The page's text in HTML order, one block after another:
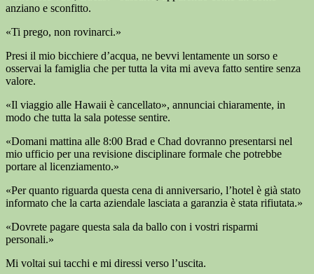
anziano e sconfitto.
«Ti prego, non rovinarci.»
Presi il mio bicchiere d’acqua, ne bevvi lentamente un sorso e
osservai la famiglia che per tutta la vita mi aveva fatto sentire senza
valore.
«Il viaggio alle Hawaii è cancellato», annunciai chiaramente, in
modo che tutta la sala potesse sentire.
«Domani mattina alle 8:00 Brad e Chad dovranno presentarsi nel
mio ufficio per una revisione disciplinare formale che potrebbe
portare al licenziamento.»
«Per quanto riguarda questa cena di anniversario, l’hotel è già stato
informato che la carta aziendale lasciata a garanzia è stata rifiutata.»
«Dovrete pagare questa sala da ballo con i vostri risparmi
personali.»
Mi voltai sui tacchi e mi diressi verso l’uscita.